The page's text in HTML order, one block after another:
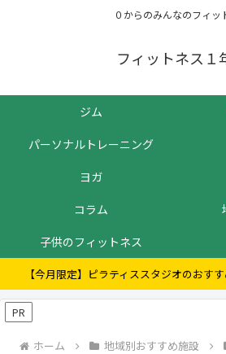
０からのみんなのフィッ
フィットネス１
ジム
パーソナルトレーニング
ヨガ
コラム
子供のフィットネス
【今月限定】ピラティススタジオのおす
PR
ホーム 地域別おすすめ施設